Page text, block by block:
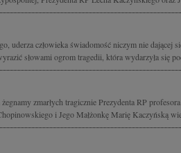
uderza człowieka świadomość niczym nie dającej
słowami ogrom tragedii, która wydarzyła się
zmarłych tragicznie Prezydenta RP
i Jego Małżonkę Marię Kaczyńską